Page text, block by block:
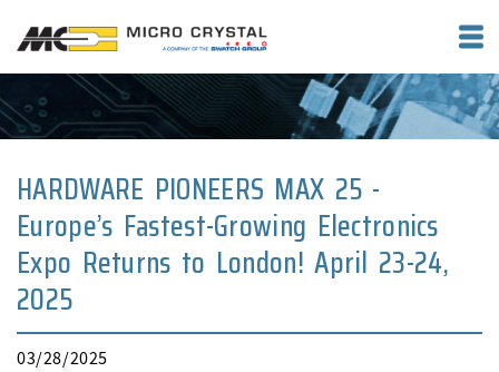
HARDWARE PIONEERS MAX 25 -
Europe’s Fastest-Growing Electronics
Expo Returns to London! April 23-24,
2025
03/28/2025